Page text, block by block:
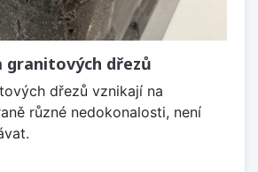
granitových dřezů
dřezů vznikají na
různé nedokonalosti, není